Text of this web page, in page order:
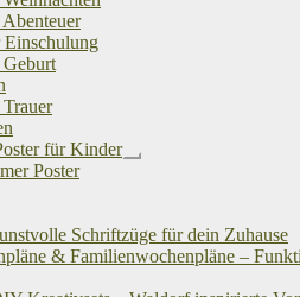
Geburt
für Kinder
Untermenü
Poster
Schriftzüge für dein Zuhause
& Familienwochenpläne –